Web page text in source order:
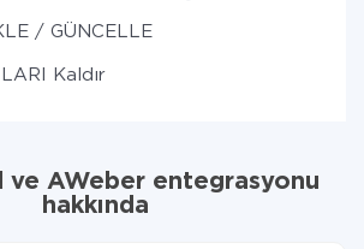
/ GÜNCELLE
Kaldır
ve AWeber entegrasyonu
hakkında